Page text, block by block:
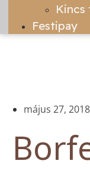
Kincs
Festipay
május 27, 2018